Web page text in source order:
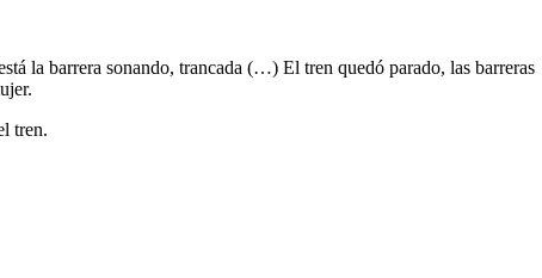
la barrera sonando, trancada (…) El tren quedó parado, las barreras
tren.